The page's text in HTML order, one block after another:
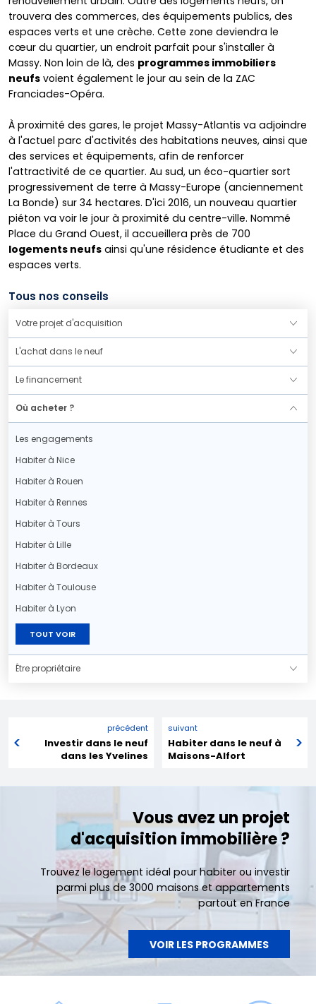
trouvera des commerces, des équipements publics, des
espaces verts et une crèche. Cette zone deviendra le
cœur du quartier, un endroit parfait pour s'installer à
Massy. Non loin de là, des programmes immobiliers
neufs voient également le jour au sein de la ZAC
Franciades-Opéra.
À proximité des gares, le projet Massy-Atlantis va adjoindre
à l'actuel parc d'activités des habitations neuves, ainsi que
des services et équipements, afin de renforcer
l'attractivité de ce quartier. Au sud, un éco-quartier sort
progressivement de terre à Massy-Europe (anciennement
La Bonde) sur 34 hectares. D'ici 2016, un nouveau quartier
piéton va voir le jour à proximité du centre-ville. Nommé
Place du Grand Ouest, il accueillera près de 700
logements neufs ainsi qu'une résidence étudiante et des
espaces verts.
Tous nos conseils
Votre projet d'acquisition
L'achat dans le neuf
Le financement
Où acheter ?
Les engagements
Habiter à Nice
Habiter à Rouen
Habiter à Rennes
Habiter à Tours
Habiter à Lille
Habiter à Bordeaux
Habiter à Toulouse
Habiter à Lyon
TOUT VOIR
Être propriétaire
précédent
Investir dans le neuf
dans les Yvelines
suivant
Habiter dans le neuf à
Maisons-Alfort
Vous avez un projet
d'acquisition immobilière ?
Trouvez le logement idéal pour habiter ou investir
parmi plus de 3000 maisons et appartements
partout en France
VOIR LES PROGRAMMES